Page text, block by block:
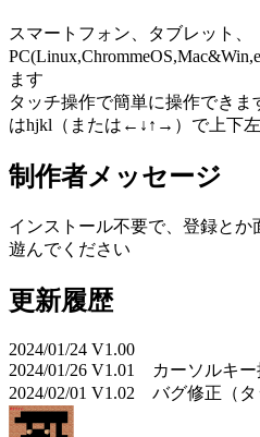
スマートフォン、タブレット、
ます
タッチ操作で簡単に操作でき
はhjkl（または←↓↑→）で上下
制作者メッセージ
インストール不要で、登録と
遊んでください
更新履歴
2024/01/24 V1.00
2024/01/26 V1.01 カーソルキ
2024/02/01 V1.02 バグ修正（タ